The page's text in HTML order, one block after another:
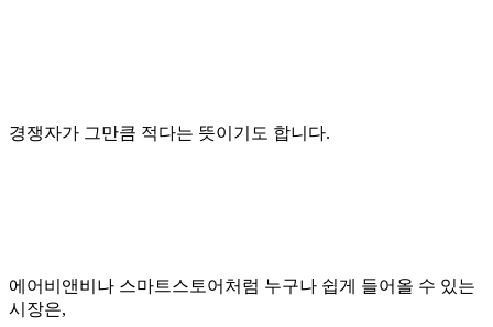
경쟁자가 그만큼 적다는 뜻이기도 합니다.
에어비앤비나 스마트스토어처럼 누구나 쉽게 들어올 수 있는
시장은,